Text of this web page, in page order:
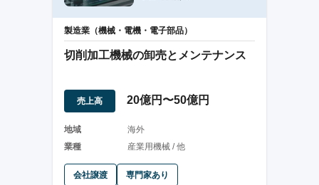
製造業（機械・電機・電子部品）
切削加工機械の卸売とメンテナンス
売上高 20億円〜50億円
地域
海外
業種
産業用機械 / 他
会社譲渡 専門家あり